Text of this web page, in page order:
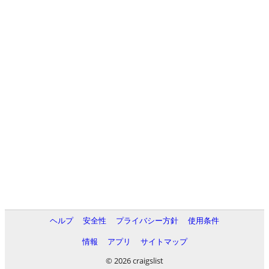
ヘルプ 安全性 プライバシー方針
使用条件
情報
アプリ
サイトマップ
© 2026 craigslist